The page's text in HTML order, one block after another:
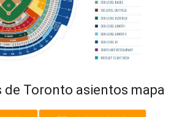
de Toronto asientos mapa